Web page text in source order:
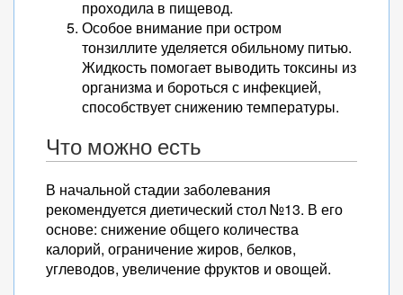
проходила в пищевод.
Особое внимание при остром
тонзиллите уделяется обильному питью.
Жидкость помогает выводить токсины из
организма и бороться с инфекцией,
способствует снижению температуры.
Что можно есть
В начальной стадии заболевания
рекомендуется диетический стол №13. В его
основе: снижение общего количества
калорий, ограничение жиров, белков,
углеводов, увеличение фруктов и овощей.